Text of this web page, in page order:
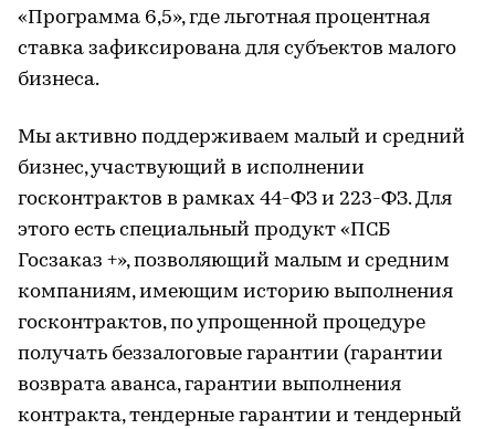
«Программа 6,5», где льготная процентная
ставка зафиксирована для субъектов малого
бизнеса.
Мы активно поддерживаем малый и средний
бизнес, участвующий в исполнении
госконтрактов в рамках 44-ФЗ и 223-ФЗ. Для
этого есть специальный продукт «ПСБ
Госзаказ +», позволяющий малым и средним
компаниям, имеющим историю выполнения
госконтрактов, по упрощенной процедуре
получать беззалоговые гарантии (гарантии
возврата аванса, гарантии выполнения
контракта, тендерные гарантии и тендерный